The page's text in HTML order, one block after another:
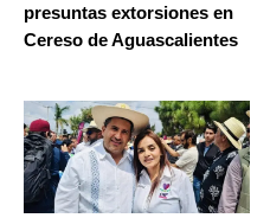
presuntas extorsiones en
Cereso de Aguascalientes